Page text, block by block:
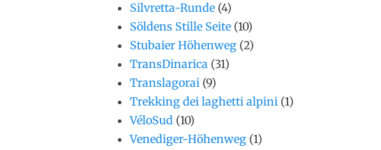
Silvretta-Runde (4)
Söldens Stille Seite (10)
Stubaier Höhenweg (2)
TransDinarica (31)
Translagorai (9)
Trekking dei laghetti alpini (1)
VéloSud (10)
Venediger-Höhenweg (1)